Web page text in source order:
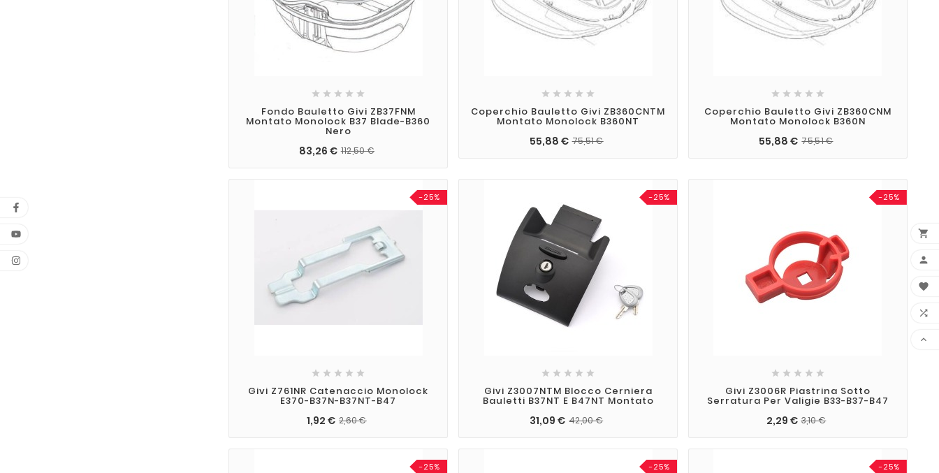
    
Fondo Bauletto Givi ZB37FNM
Montato Monolock B37 Blade-B360
Nero
83,26 € 112,50 €
    
Coperchio Bauletto Givi ZB360CNTM
Montato Monolock B360NT
55,88 € 75,51 €
    
Coperchio Bauletto Givi ZB360CNM
Montato Monolock B360N
55,88 € 75,51 €
-25%
    
Givi Z761NR Catenaccio Monolock
E370-B37N-B37NT-B47
1,92 € 2,60 €
-25%
    
Givi Z3007NTM Blocco Cerniera
Bauletti B37NT E B47NT Montato
31,09 € 42,00 €
-25%
    
Givi Z3006R Piastrina Sotto
Serratura Per Valigie B33-B37-B47
2,29 € 3,10 €
-25% -25% -25%




